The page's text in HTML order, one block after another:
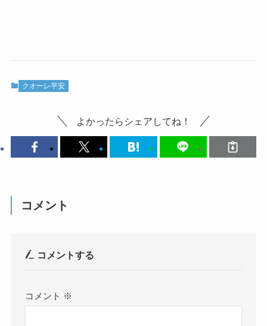
クオーレ平安
よかったらシェアしてね！
コメント
コメントする
コメント ※